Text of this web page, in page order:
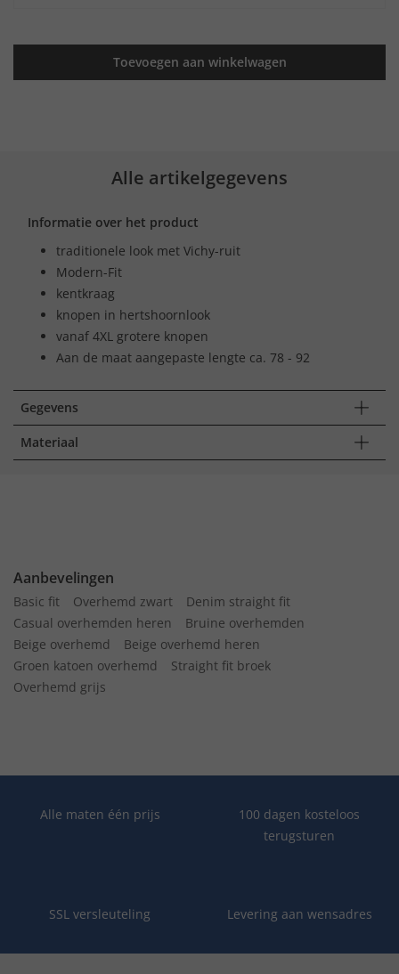
Toevoegen aan winkelwagen
Alle artikelgegevens
Informatie over het product
traditionele look met Vichy-ruit
Modern-Fit
kentkraag
knopen in hertshoornlook
vanaf 4XL grotere knopen
Aan de maat aangepaste lengte ca. 78 - 92
Gegevens
Materiaal
Aanbevelingen
Basic fit Overhemd zwart
Denim straight fit
Casual overhemden heren
Bruine overhemden
Beige overhemd
Beige overhemd heren
Groen katoen overhemd
Straight fit broek
Overhemd grijs
Alle maten één prijs
100 dagen kosteloos
terugsturen
SSL versleuteling Levering aan wensadres